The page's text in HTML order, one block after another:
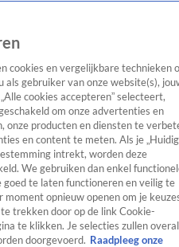
TV Algemeen
Tip
RealityCrimeVideo's
cookies en vergelijkbare technieken
gebruiker van onze website(s),
cookies accepteren” selecteert,
om onze advertenties en
onze producten en diensten te
en content te meten. Als je
intrekt, worden deze
We gebruiken dan enkel
te laten functioneren en veilig te
moment opnieuw openen om je
trekken door op de link Cookie-
te klikken. Je selecties zullen overal
doorgevoerd. Raadpleeg onze